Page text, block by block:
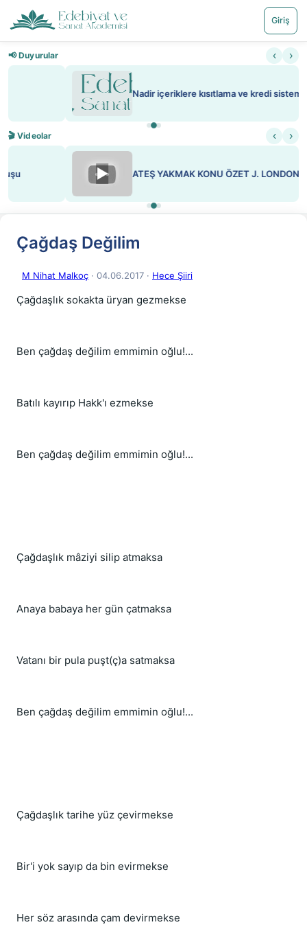
Giriş
📢 Duyurular ‹ ›
Nadir içeriklere kısıtlama ve kredi sistemi getirildi
🎬 Videolar ‹ ›
ATEŞ YAKMAK KONU ÖZET J. LONDON
Çağdaş Değilim
M Nihat Malkoç · 04.06.2017 · Hece Şiiri
Çağdaşlık sokakta üryan gezmekse
Ben çağdaş değilim emmimin oğlu!...
Batılı kayırıp Hakk'ı ezmekse
Ben çağdaş değilim emmimin oğlu!...
Çağdaşlık mâziyi silip atmaksa
Anaya babaya her gün çatmaksa
Vatanı bir pula puşt(ç)a satmaksa
Ben çağdaş değilim emmimin oğlu!...
Çağdaşlık tarihe yüz çevirmekse
Bir'i yok sayıp da bin evirmekse
Her söz arasında çam devirmekse